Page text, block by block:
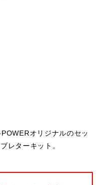
オリジナルのセッ
レターキット。